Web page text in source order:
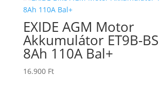
EXIDE AGM Motor
Akkumulátor ET9B-
8Ah 110A Bal+
16.900 Ft